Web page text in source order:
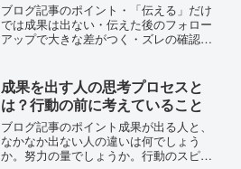
ブログ記事のポイント・「伝える」だけ
では成果は出ない・伝えた後のフォロー
アップで大きな差がつく・ズレの確認と
ではなく「行動」に目を向ける・PDCA
を回し続けることで成長...
成果を出す人の思考プロセスと
は？行動の前に考えていること
ブログ記事のポイント成果が出る人と、
なかなか出ない人の違いは何でしょう
か。努力の量でしょうか。行動のスピー